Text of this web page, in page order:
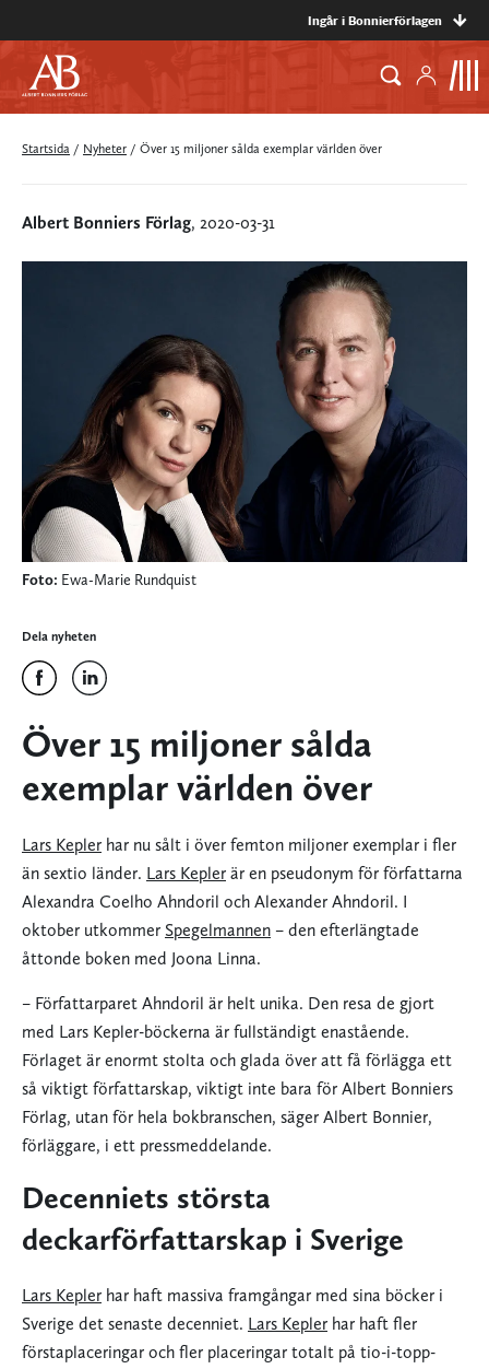
Ingår i Bonnierförlagen
Startsida / Nyheter / Över 15 miljoner sålda exemplar världen över
Albert Bonniers Förlag, 2020-03-31
Foto: Ewa-Marie Rundquist
Dela nyheten
Över 15 miljoner sålda
exemplar världen över
Lars Kepler har nu sålt i över femton miljoner exemplar i fler
än sextio länder. Lars Kepler är en pseudonym för författarna
Alexandra Coelho Ahndoril och Alexander Ahndoril. I
oktober utkommer Spegelmannen – den efterlängtade
åttonde boken med Joona Linna.
– Författarparet Ahndoril är helt unika. Den resa de gjort
med Lars Kepler-böckerna är fullständigt enastående.
Förlaget är enormt stolta och glada över att få förlägga ett
så viktigt författarskap, viktigt inte bara för Albert Bonniers
Förlag, utan för hela bokbranschen, säger Albert Bonnier,
förläggare, i ett pressmeddelande.
Decenniets största
deckarförfattarskap i Sverige
Lars Kepler har haft massiva framgångar med sina böcker i
Sverige det senaste decenniet. Lars Kepler har haft fler
förstaplaceringar och fler placeringar totalt på tio-i-topp-